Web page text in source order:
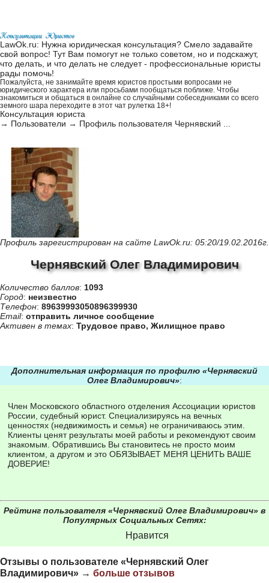
LawOk.ru: Нужна юридическая консультация? Смело задавайте
свой вопрос! Тут Вам помогут не только советом, но и подскажут,
что делать, и что делать не следует - профессиональные юристы
рады помочь!
Пожалуйста, не занимайте время юристов простыми вопросами не
юридического характера или просьбами пообщаться поближе. Чтобы
знакомиться и общаться в онлайне со случайными собеседниками со всего
земного шара переходите в этот чат рулетка 18+!
Консультация юриста
→ Пользователи → Профиль пользователя Чернявский ...
Профиль зарегистрирован на сайте LawOk.ru: 05:20/19.02.2016г.
Чернявский Олег Владимирович
Количество баллов: 1093
Город: неизвестно
Телефон: 89639993050896399930
Email: отправить личное сообщение
Активен в темах: Трудовое право, Жилищное право
Дополнительная информация по профилю «Чернявский
Олег Владимирович»:
Член Московского областного отделения Ассоциации юристов
России, судебный юрист. Специализируясь на вечных
ценностях (недвижимость и семья) не ограничиваюсь этим.
Клиенты ценят результаты моей работы и рекомендуют своим
знакомым. Обратившись Вы становитесь не просто моим
клиентом, а другом и это ОБЯЗЫВАЕТ МЕНЯ ЦЕНИТЬ ВАШЕ
ДОВЕРИЕ!
Рейтинг пользователя «Чернявский Олег Владимирович» в
Популярных Социальных Сетях:
Нравится
Отзывы о пользователе «Чернявский Олег
Владимирович» → больше отзывов